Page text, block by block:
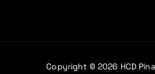
Copyright © 2026 HCD